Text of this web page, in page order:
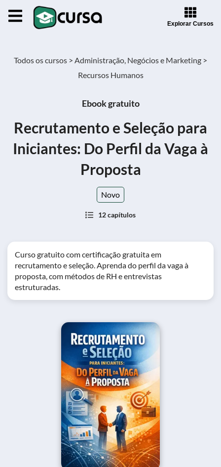
Explorar Cursos
Todos os cursos > Administração, Negócios e Marketing >
Recursos Humanos
Ebook gratuito
Recrutamento e Seleção para
Iniciantes: Do Perfil da Vaga à
Proposta
Novo
12 capítulos
Curso gratuito com certificação gratuita em
recrutamento e seleção. Aprenda do perfil da vaga à
proposta, com métodos de RH e entrevistas
estruturadas.